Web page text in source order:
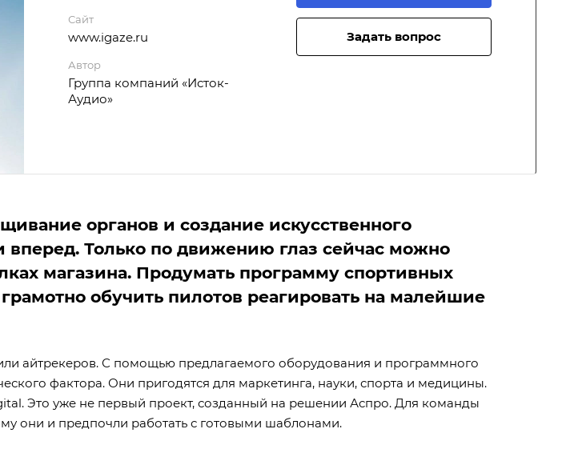
Сайт
www.igaze.ru
Автор
Группа компаний «Исток-
Аудио»
Задать вопрос
органов и создание искусственного
Только по движению глаз сейчас можно
магазина. Продумать программу спортивных
обучить пилотов реагировать на малейшие
айтрекеров. С помощью предлагаемого оборудования и программного
фактора. Они пригодятся для маркетинга, науки, спорта и медицины.
Это уже не первый проект, созданный на решении Аспро. Для команды
они и предпочли работать с готовыми шаблонами.